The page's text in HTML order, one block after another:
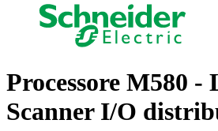
Processore M580 -
Scanner I/O